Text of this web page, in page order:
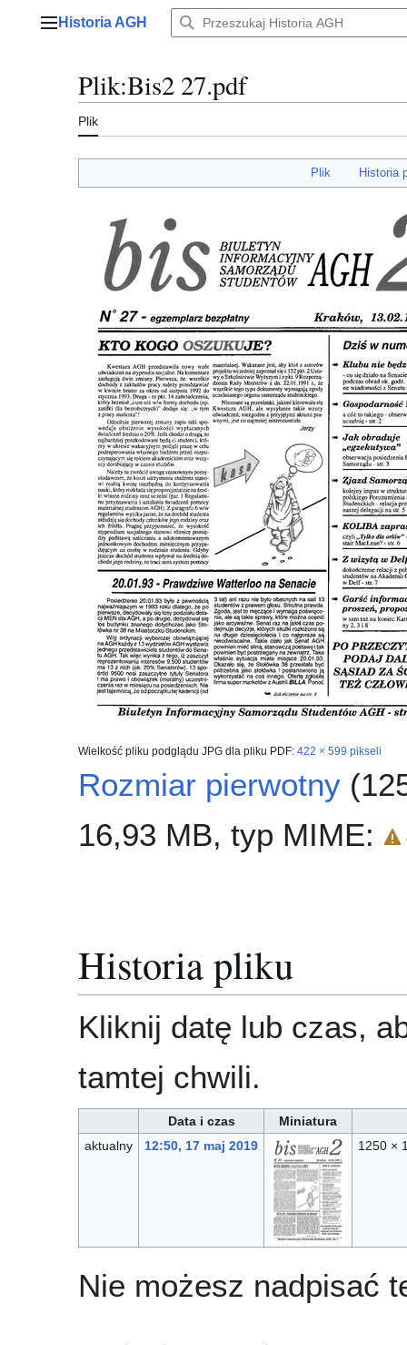
Menu główne
Historia AGH
Plik:Bis2 27.pdf
Plik
Plik Historia
Wielkość pliku podglądu JPG dla pliku PDF: 422 × 599 pikseli
Rozmiar pierwotny
16,93 MB, typ MIME:
Historia pliku
Kliknij datę lub czas,
tamtej chwili.
Data i czas
Miniatura
aktualny
12:50, 17 maj 2019 1250 ×
Nie możesz nadpisać